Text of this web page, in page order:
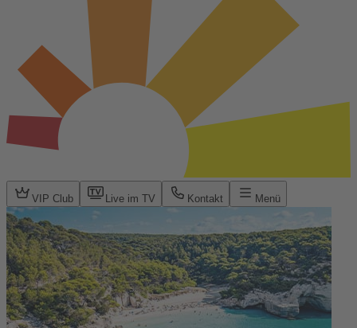
VIP Club Live im TV Kontakt Menü